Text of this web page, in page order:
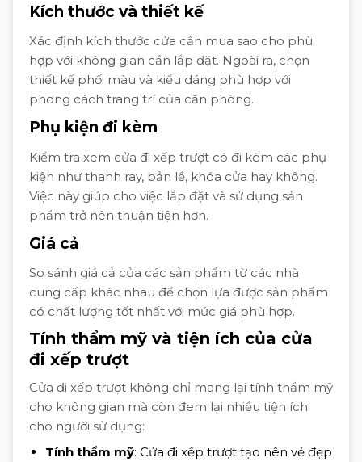
Kích thước và thiết kế
Xác định kích thước cửa cần mua sao cho phù
hợp với không gian cần lắp đặt. Ngoài ra, chọn
thiết kế phối màu và kiểu dáng phù hợp với
phong cách trang trí của căn phòng.
Phụ kiện đi kèm
Kiểm tra xem cửa đi xếp trượt có đi kèm các phụ
kiện như thanh ray, bản lề, khóa cửa hay không.
Việc này giúp cho việc lắp đặt và sử dụng sản
phẩm trở nên thuận tiện hơn.
Giá cả
So sánh giá cả của các sản phẩm từ các nhà
cung cấp khác nhau để chọn lựa được sản phẩm
có chất lượng tốt nhất với mức giá phù hợp.
Tính thẩm mỹ và tiện ích của cửa
đi xếp trượt
Cửa đi xếp trượt không chỉ mang lại tính thẩm mỹ
cho không gian mà còn đem lại nhiều tiện ích
cho người sử dụng:
Tính thẩm mỹ: Cửa đi xếp trượt tạo nên vẻ đẹp